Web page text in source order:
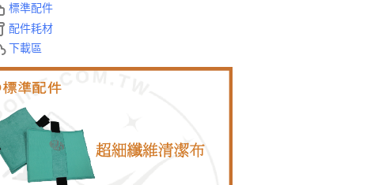
標準配件
配件耗材
下載區